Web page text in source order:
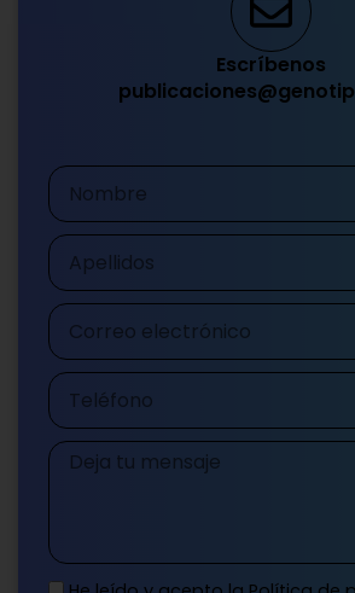
Escríbenos
Nombre
Apellidos
Correo
electrónico
Teléfono
Mensaje